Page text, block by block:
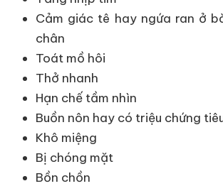
Cảm giác tê hay ngứa ran ở
chân
Toát mồ hôi
Thở nhanh
Hạn chế tầm nhìn
Buồn nôn hay có triệu chứng
Khô miệng
Bị chóng mặt
Bồn chồn